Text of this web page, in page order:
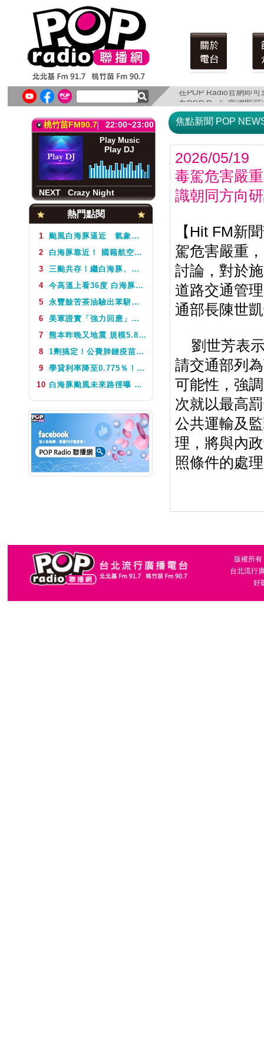
在POP Radio官網即
在POP Radio官網即
北北基FM91.722:00~23:00
Play Music
Play DJ
NEXTCrazy Night
桃竹苗FM90.722:00~23:00
Play Music
Play DJ
NEXT
Crazy Night
北北基FM91.722:00~23:00
Play Music
Play DJ
熱門點閱
1
颱風白海豚逼近 氣象署不排除周5下半天發布海警
2
白海豚靠近！ 國籍航空往返日本航班異動一次看
3
三颱共存！繼白海豚、鯨魚後昌鴻颱風生成 氣象署揭對台影響
4 今高溫上看36度 白海豚颱風這天最靠近台灣 不排除發海警
5
永豐餘苦茶油驗出苯駢芘超標 北市衛生局：不分批號全面預防性下架
6
美軍證實「強力回應」伊朗飛彈襲擊 國際油價急漲後仍守穩90美元之上
7
熊本昨晚又地震 規模5.8深度極淺 最大震度5弱、氣象廳籲留意餘震
8
1劑搞定！公費肺鏈疫苗8月10日升級為新型疫苗 疾管署：317萬人受惠
9
學貸利率降至0.775％！台銀8月1日起受理申請 寬限期延長2年
10 白海豚颱風未來路徑曝 今體感飆39度 午後山區防大雨
焦點新聞 POP
2026/05/19
毒駕危害嚴
識朝同方向
【Hit FM新
駕危害嚴重
討論，對於
道路交通管
通部長陳世
劉世芳表示
請交通部列
可能性，強
次就以最高
公共運輸及
理，將與內
照條件的處
版權所
台北流行
好